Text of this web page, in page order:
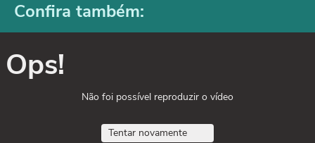
Confira também:
Ops!
Não foi possível reproduzir o vídeo
Tentar novamente